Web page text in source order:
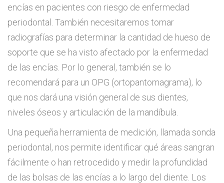
encías en pacientes con riesgo de enfermedad
periodontal. También necesitaremos tomar
radiografías para determinar la cantidad de hueso de
soporte que se ha visto afectado por la enfermedad
de las encías. Por lo general, también se lo
recomendará para un OPG (ortopantomagrama), lo
que nos dará una visión general de sus dientes,
niveles óseos y articulación de la mandíbula.
Una pequeña herramienta de medición, llamada sonda
periodontal, nos permite identificar qué áreas sangran
fácilmente o han retrocedido y medir la profundidad
de las bolsas de las encías a lo largo del diente. Los